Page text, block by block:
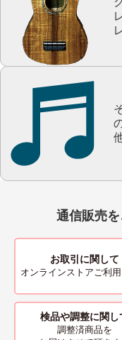
通信販売
お取引に関して
オンラインストアご利
検品や調整に関し
調整済商品を